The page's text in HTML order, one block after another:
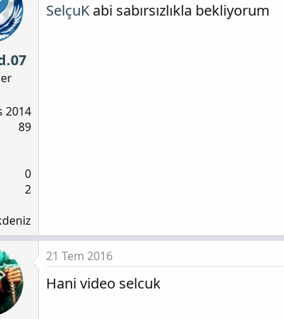
2014
89
0
2
SelçuK abi sabırsızlıkla bekliyorum
21 Tem 2016
Hani video selcuk